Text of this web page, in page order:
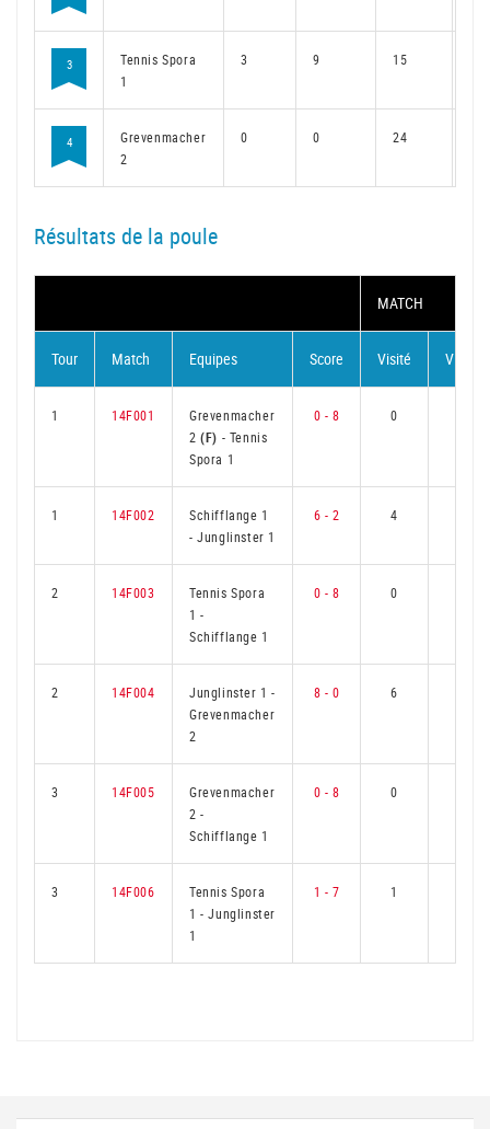
3
Tennis Spora
1
3 9 15
4
Grevenmacher
2
0 0 24
Résultats de la poule
MATCH
Tour Match Equipes Score Visité Visiteur
1 14F001
Grevenmacher
2(F) - Tennis
Spora 1
0 - 8 0
1 14F002
Schifflange 1
-Junglinster 1
6 - 2 4
2 14F003
Tennis Spora
1-
Schifflange 1
0 - 8 0
2 14F004 Junglinster 1-
Grevenmacher
2
8 - 0 6
3 14F005
Grevenmacher
2-
Schifflange 1
0 - 8 0
3 14F006
Tennis Spora
1-Junglinster
1
1 - 7 1